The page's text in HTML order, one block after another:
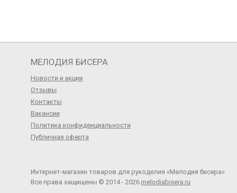
МЕЛОДИЯ БИСЕРА
Новости и акции
Отзывы
Контакты
Вакансии
Политика конфиденциальности
Публичная оферта
Интернет-магазин товаров для рукоделия «Мелодия бисера»
Все права защищены © 2014 - 2026 melodiabisera.ru